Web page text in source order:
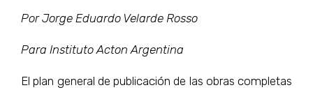
Por Jorge Eduardo Velarde Rosso
Para Instituto Acton Argentina
El plan general de publicación de las obras completas